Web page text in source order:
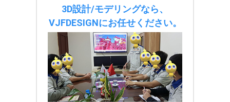
3D設計/モデリングなら、
VJFDESIGNにお任せください。